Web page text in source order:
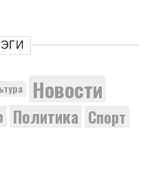
Новости
Политика Спорт